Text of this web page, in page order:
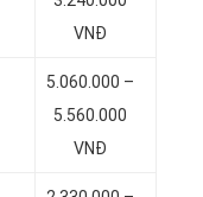
VNĐ
5.060.000 –
5.560.000
VNĐ